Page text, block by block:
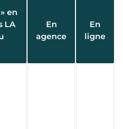
en
LA
En
agence
En
ligne